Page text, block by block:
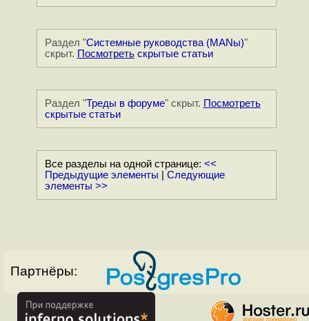
Раздел "Системные руководства (MANы)"
скрыт. Посмотретьскрытые статьи
Раздел "Треды в форуме" скрыт. Посмотреть
скрытые статьи
Все разделы на одной странице: <<
Предыдущие элементы
Следующие
элементы >>
Партнёры: